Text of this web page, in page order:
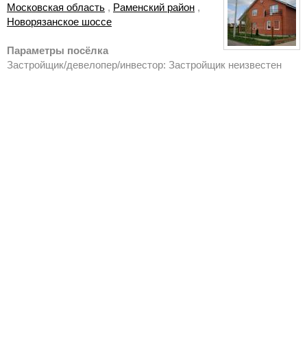
Московская область , Раменский район ,
Новорязанское шоссе
Параметры посёлка
Застройщик/девелопер/инвестор: Застройщик неизвестен